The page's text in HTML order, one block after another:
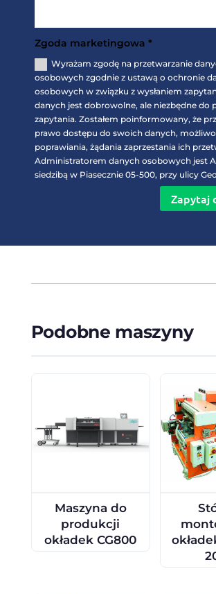
Zgoda marketingowa *
Wyrażam zgodę na przetwarzanie
osobowych zgodnie z ustawą o ochronie
osobowych w związku z wysłaniem
danych jest dobrowolne, ale niezbędne do
zapytania. Zostałem poinformowany, że
prawo dostępu do swoich danych,
poprawiania, żądania zaprzestania ich
Administratorem danych osobowych jest
siedzibą w Piasecznie 05-500, przy ulicy
Zapytaj
Podobne maszyny
Maszyna do
produkcji
okładek CG800